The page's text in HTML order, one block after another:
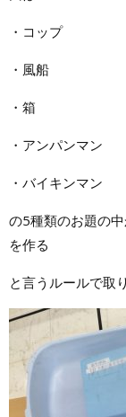
・コップ
・風船
・箱
・アンパンマン
・バイキンマン
の5種類のお題の
を作る
と言うルールで取